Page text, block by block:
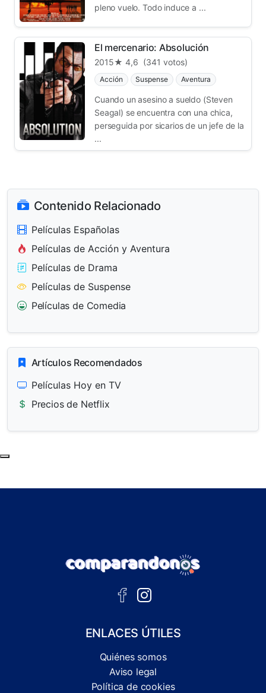
pleno vuelo. Todo induce a ...
El mercenario: Absolución
2015★ 4,6 (341 votos)
Acción Suspense Aventura
Cuando un asesino a sueldo (Steven
Seagal) se encuentra con una chica,
perseguida por sicarios de un jefe de la
...
Contenido Relacionado
Películas Españolas
Películas de Acción y Aventura
Películas de Drama
Películas de Suspense
Películas de Comedia
Artículos Recomendados
Películas Hoy en TV
Precios de Netflix
ENLACES ÚTILES
Quiénes somos
Aviso legal
Política de cookies